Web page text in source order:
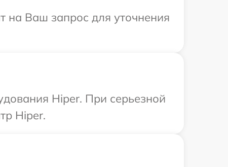
на Ваш запрос для уточнения
Hiper. При серьезной
Hiper.